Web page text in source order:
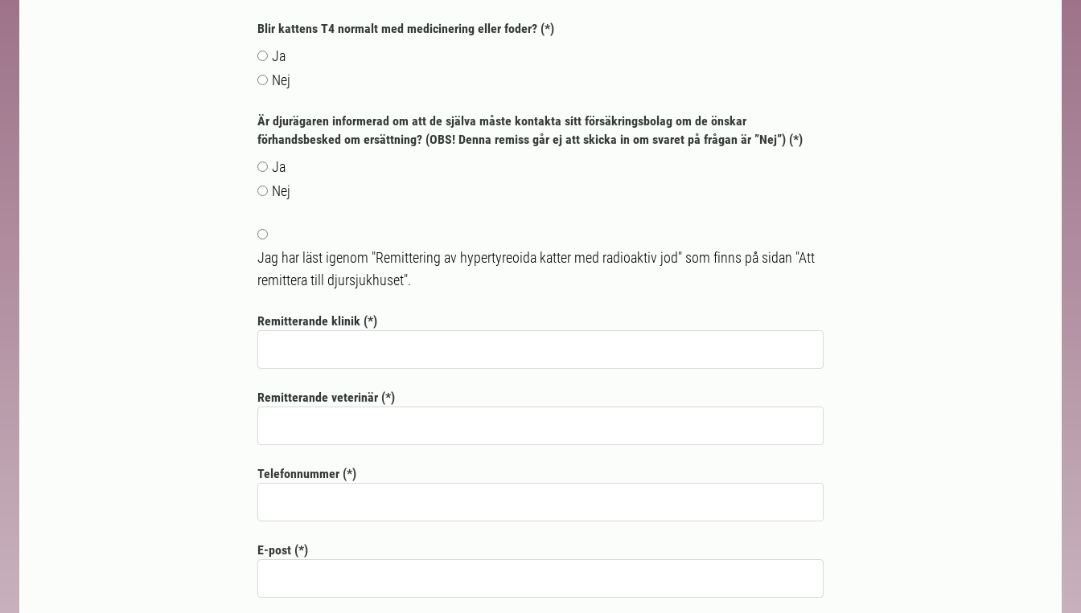
Blir kattens T4 normalt med medicinering eller foder?
Ja
Nej
Är djurägaren informerad om att de själva måste kontakta sitt försäkringsbolag om de önskar
förhandsbesked om ersättning? (OBS! Denna remiss går ej att skicka in om svaret på frågan är ”Nej”)
Ja
Nej
Jag har läst igenom "Remittering av hypertyreoida katter med radioaktiv jod" som finns på sidan "Att
remittera till djursjukhuset".
Remitterande klinik
Remitterande veterinär
Telefonnummer
E-post